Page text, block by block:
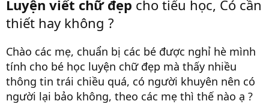
Luyện viết chữ đẹp cho tiểu học, Có cần
thiết hay không ?
Chào các mẹ, chuẩn bị các bé được nghỉ hè mình
tính cho bé học luyện chữ đẹp mà thấy nhiều
thông tin trái chiều quá, có người khuyên nên có
người lại bảo không, theo các mẹ thì thế nào ạ ?